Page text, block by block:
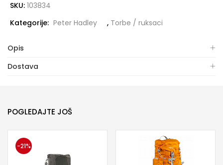
SKU: 103834
Kategorije: Peter Hadley , Torbe / ruksaci
Opis
Dostava
POGLEDAJTE JOŠ
-21%